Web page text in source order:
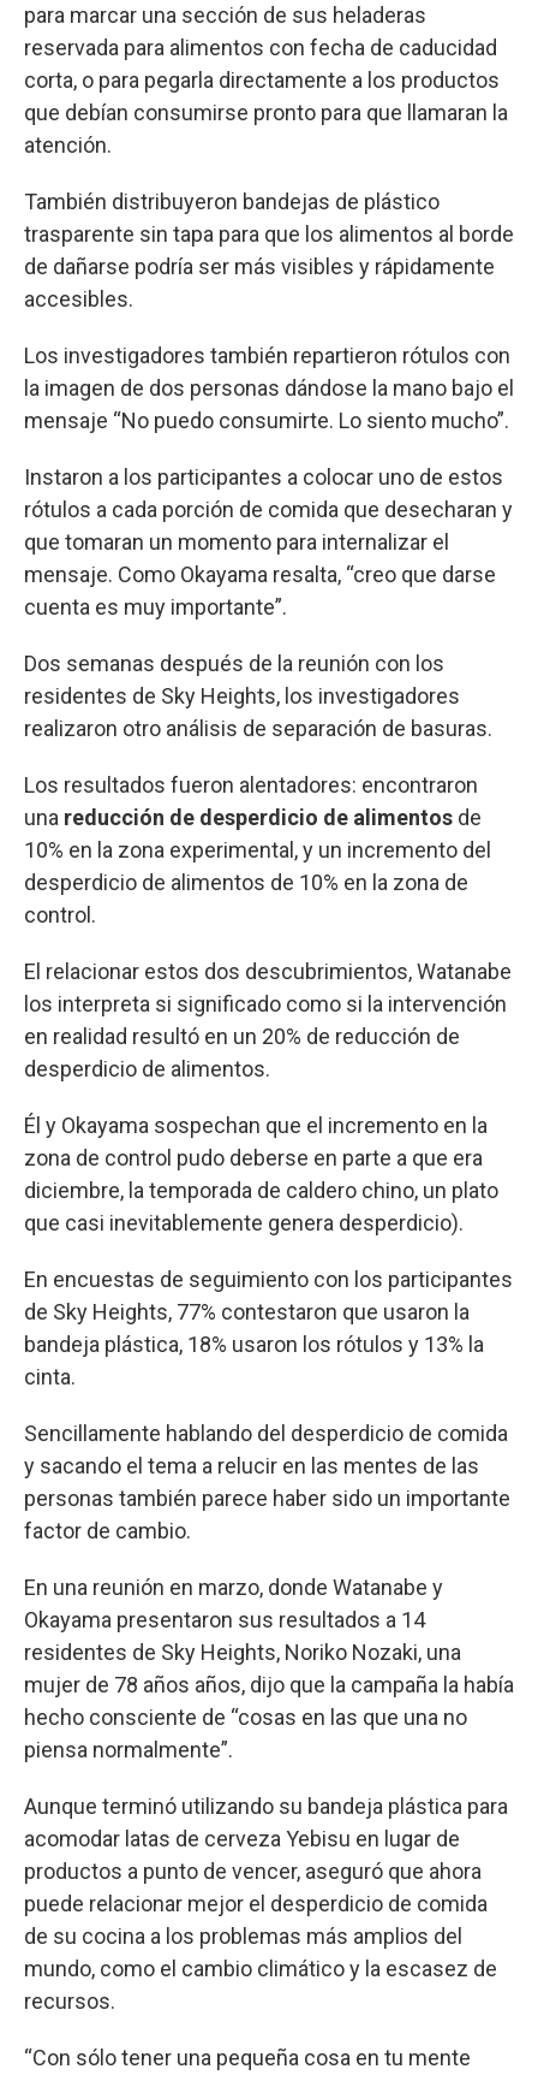
para marcar una sección de sus heladeras
reservada para alimentos con fecha de caducidad
corta, o para pegarla directamente a los productos
que debían consumirse pronto para que llamaran la
atención.
También distribuyeron bandejas de plástico
trasparente sin tapa para que los alimentos al borde
de dañarse podría ser más visibles y rápidamente
accesibles.
Los investigadores también repartieron rótulos con
la imagen de dos personas dándose la mano bajo el
mensaje “No puedo consumirte. Lo siento mucho”.
Instaron a los participantes a colocar uno de estos
rótulos a cada porción de comida que desecharan y
que tomaran un momento para internalizar el
mensaje. Como Okayama resalta, “creo que darse
cuenta es muy importante”.
Dos semanas después de la reunión con los
residentes de Sky Heights, los investigadores
realizaron otro análisis de separación de basuras.
Los resultados fueron alentadores: encontraron
una reducción de desperdicio de alimentos de
10% en la zona experimental, y un incremento del
desperdicio de alimentos de 10% en la zona de
control.
El relacionar estos dos descubrimientos, Watanabe
los interpreta si significado como si la intervención
en realidad resultó en un 20% de reducción de
desperdicio de alimentos.
Él y Okayama sospechan que el incremento en la
zona de control pudo deberse en parte a que era
diciembre, la temporada de caldero chino, un plato
que casi inevitablemente genera desperdicio).
En encuestas de seguimiento con los participantes
de Sky Heights, 77% contestaron que usaron la
bandeja plástica, 18% usaron los rótulos y 13% la
cinta.
Sencillamente hablando del desperdicio de comida
y sacando el tema a relucir en las mentes de las
personas también parece haber sido un importante
factor de cambio.
En una reunión en marzo, donde Watanabe y
Okayama presentaron sus resultados a 14
residentes de Sky Heights, Noriko Nozaki, una
mujer de 78 años años, dijo que la campaña la había
hecho consciente de “cosas en las que una no
piensa normalmente”.
Aunque terminó utilizando su bandeja plástica para
acomodar latas de cerveza Yebisu en lugar de
productos a punto de vencer, aseguró que ahora
puede relacionar mejor el desperdicio de comida
de su cocina a los problemas más amplios del
mundo, como el cambio climático y la escasez de
recursos.
“Con sólo tener una pequeña cosa en tu mente